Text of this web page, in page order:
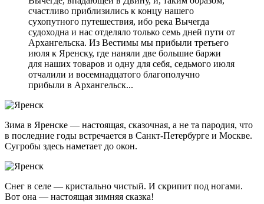
счастливо приблизились к концу нашего
сухопутного путешествия, ибо река Вычегда
судоходна и нас отделяло только семь дней пути от
Архангельска. Из Вестимы мы прибыли третьего
июля к Яренску, где наняли две большие баржи
для наших товаров и одну для себя, седьмого июля
отчалили и восемнадцатого благополучно
прибыли в Архангельск...
Зима в Яренске — настоящая, сказочная, а не та пародия, что
в последние годы встречается в Санкт-Петербурге и Москве.
Сугробы здесь наметает до окон.
Снег в селе — кристально чистый. И скрипит под ногами.
Вот она — настоящая зимняя сказка!